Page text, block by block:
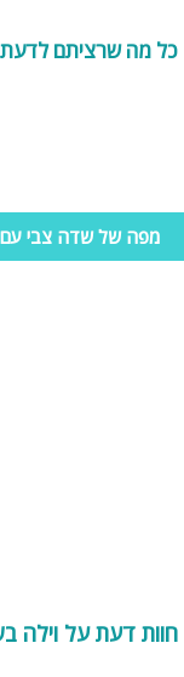
כל מה שרציתם
מפה של שדה צבי
חוות דעת על וילה